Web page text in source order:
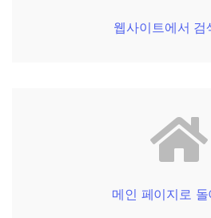
웹사이트에서 검
메인 페이지로 돌